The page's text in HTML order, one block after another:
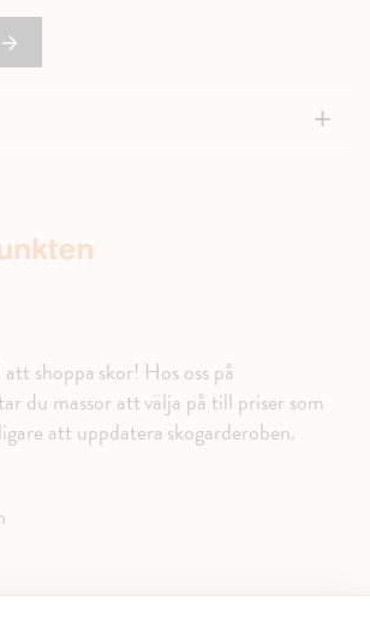
+
shoppa skor! Hos oss på
du massor att välja på till priser som
att uppdatera skogarderoben.